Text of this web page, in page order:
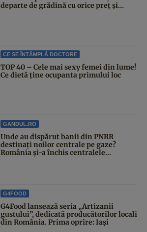
departe de grădină cu orice preț și...
CE SE ÎNTÂMPLĂ DOCTORE
TOP 40 – Cele mai sexy femei din lume!
Ce dietă ține ocupanta primului loc
GANDUL.RO
Unde au dispărut banii din PNRR
destinați noilor centrale pe gaze?
România și-a închis centralele...
G4FOOD
G4Food lansează seria „Artizanii
gustului”, dedicată producătorilor locali
din România. Prima oprire: Iași